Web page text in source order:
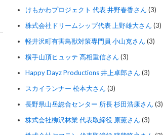
けもかわプロジェクト 代表 井野春香さん (3)
株式会社ドリームシップ代表 上野雄大さん (3)
軽井沢町有害鳥獣対策専門員 小山克さん (3)
横手山頂ヒュッテ 高相重信さん (3)
Happy Dayz Productions 井上卓郎さん (3)
スカイランナー 松本大さん (3)
長野県山岳総合センター 所長 杉田浩康さん (3)
株式会社柳沢林業 代表取締役 原薫さん (3)